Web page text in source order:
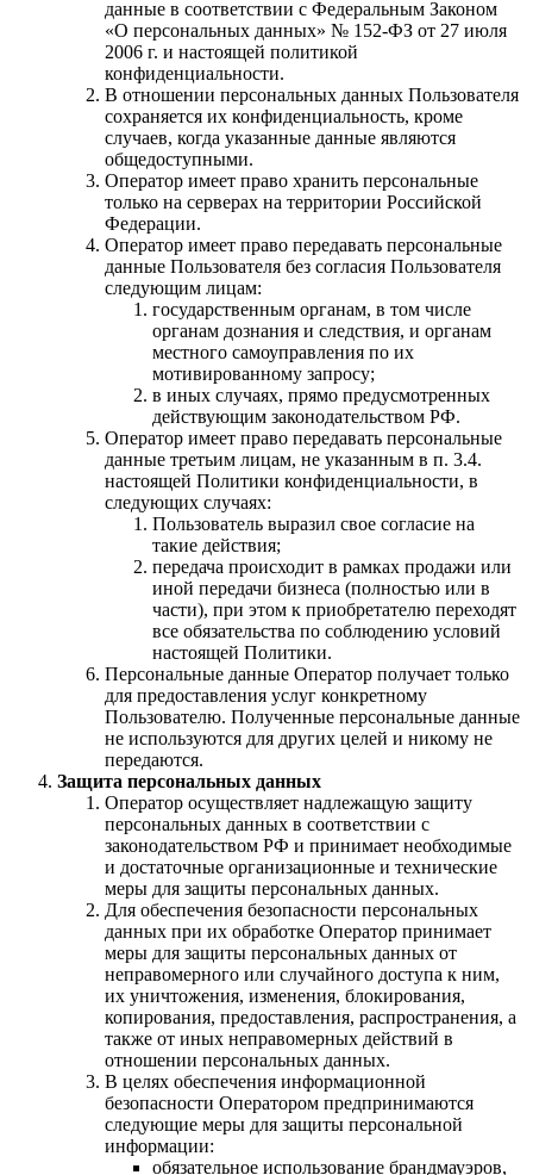
данные в соответствии с Федеральным Законом
«О персональных данных» № 152-ФЗ от 27 июля
2006 г. и настоящей политикой
конфиденциальности.
В отношении персональных данных Пользователя
сохраняется их конфиденциальность, кроме
случаев, когда указанные данные являются
общедоступными.
Оператор имеет право хранить персональные
только на серверах на территории Российской
Федерации.
Оператор имеет право передавать персональные
данные Пользователя без согласия Пользователя
следующим лицам:
государственным органам, в том числе
органам дознания и следствия, и органам
местного самоуправления по их
мотивированному запросу;
в иных случаях, прямо предусмотренных
действующим законодательством РФ.
Оператор имеет право передавать персональные
данные третьим лицам, не указанным в п. 3.4.
настоящей Политики конфиденциальности, в
следующих случаях:
Пользователь выразил свое согласие на
такие действия;
передача происходит в рамках продажи или
иной передачи бизнеса (полностью или в
части), при этом к приобретателю переходят
все обязательства по соблюдению условий
настоящей Политики.
Персональные данные Оператор получает только
для предоставления услуг конкретному
Пользователю. Полученные персональные данные
не используются для других целей и никому не
передаются.
Защита персональных данных
Оператор осуществляет надлежащую защиту
персональных данных в соответствии с
законодательством РФ и принимает необходимые
и достаточные организационные и технические
меры для защиты персональных данных.
Для обеспечения безопасности персональных
данных при их обработке Оператор принимает
меры для защиты персональных данных от
неправомерного или случайного доступа к ним,
их уничтожения, изменения, блокирования,
копирования, предоставления, распространения, а
также от иных неправомерных действий в
отношении персональных данных.
В целях обеспечения информационной
безопасности Оператором предпринимаются
следующие меры для защиты персональной
информации:
обязательное использование брандмауэров,